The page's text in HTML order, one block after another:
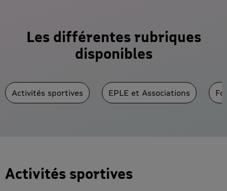
Les différentes rubriques
disponibles
Activités sportives EPLE et Associations
Activités sportives